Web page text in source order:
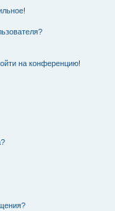
на конференцию!